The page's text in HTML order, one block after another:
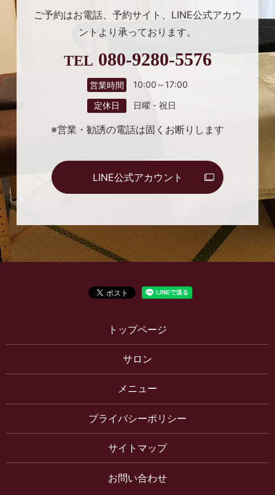
ご予約はお電話、予約サイト、 LINE公式アカウ
ントより 承っております。
TEL 080-9280-5576
営業時間 10:00～17:00
定休日 日曜・祝日
※営業・勧誘の電話は固くお断りします
LINE公式アカウント
トップページ
サロン
メニュー
プライバシーポリシー
サイトマップ
お問い合わせ